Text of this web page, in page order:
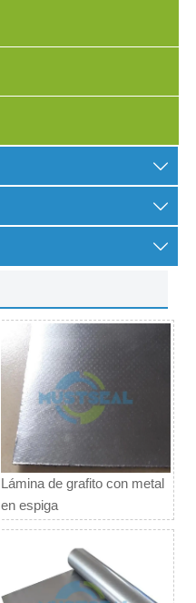



Lámina de grafito con metal
en espiga